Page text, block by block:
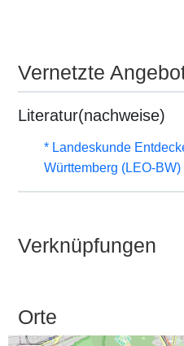
Vernetzte
Literatur(nachweise)
* Landeskunde
Württemberg (LEO-BW)
Verknüpfungen
Orte